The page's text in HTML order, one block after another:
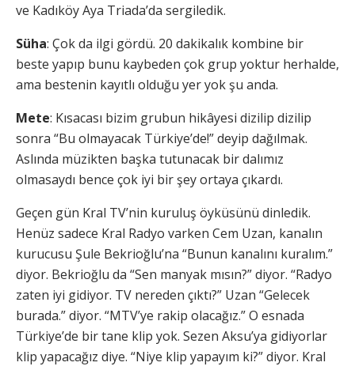
ve Kadıköy Aya Triada’da sergiledik.
Süha: Çok da ilgi gördü. 20 dakikalık kombine bir
beste yapıp bunu kaybeden çok grup yoktur herhalde,
ama bestenin kayıtlı olduğu yer yok şu anda.
Mete: Kısacası bizim grubun hikâyesi dizilip dizilip
sonra “Bu olmayacak Türkiye’de!” deyip dağılmak.
Aslında müzikten başka tutunacak bir dalımız
olmasaydı bence çok iyi bir şey ortaya çıkardı.
Geçen gün Kral TV’nin kuruluş öyküsünü dinledik.
Henüz sadece Kral Radyo varken Cem Uzan, kanalın
kurucusu Şule Bekrioğlu’na “Bunun kanalını kuralım.”
diyor. Bekrioğlu da “Sen manyak mısın?” diyor. “Radyo
zaten iyi gidiyor. TV nereden çıktı?” Uzan “Gelecek
burada.” diyor. “MTV’ye rakip olacağız.” O esnada
Türkiye’de bir tane klip yok. Sezen Aksu’ya gidiyorlar
klip yapacağız diye. “Niye klip yapayım ki?” diyor. Kral